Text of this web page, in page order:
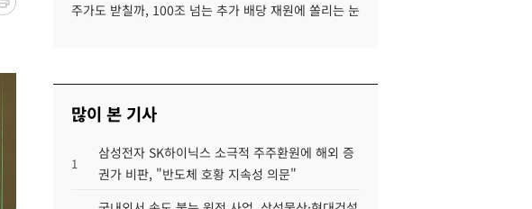
주가도 받칠까, 100조 넘는 추가 배당 재원에 쏠리는 눈
많이 본 기사
1
삼성전자 SK하이닉스 소극적 주주환원에 해외 증
권가 비판, "반도체 호황 지속성 의문"